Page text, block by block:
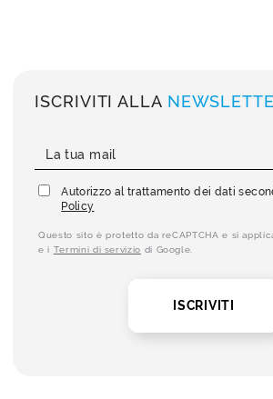
ISCRIVITI ALLA
Autorizzo al trattamento dei dati
Policy
Questo sito è protetto da reCAPTCHA e si
e i Termini di servizio di Google.
ISCRIVITI